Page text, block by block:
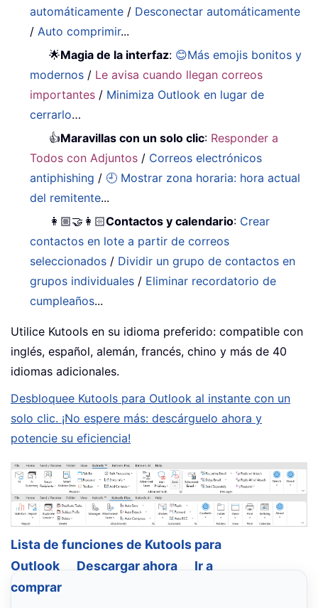
automáticamente / Desconectar automáticamente
/Auto comprimir...
🌟Magia de la interfaz: 😊Más emojis bonitos y
modernos / Le avisa cuando llegan correos
importantes / Minimiza Outlook en lugar de
cerrarlo…
👍Maravillas con un solo clic: Responder a
Todos con Adjuntos / Correos electrónicos
antiphishing / 🕘 Mostrar zona horaria: hora actual
del remitente...
👩🏼‍🤝‍👩🏻Contactos y calendario: Crear
contactos en lote a partir de correos
seleccionados / Dividir un grupo de contactos en
grupos individuales / Eliminar recordatorio de
cumpleaños...
Utilice Kutools en su idioma preferido: compatible con
inglés, español, alemán, francés, chino y más de 40
idiomas adicionales.
Desbloquee Kutools para Outlook al instante con un
solo clic. ¡No espere más: descárguelo ahora y
potencie su eficiencia!
Lista de funciones de Kutools para
Outlook
Descargar ahora
Ir a
comprar